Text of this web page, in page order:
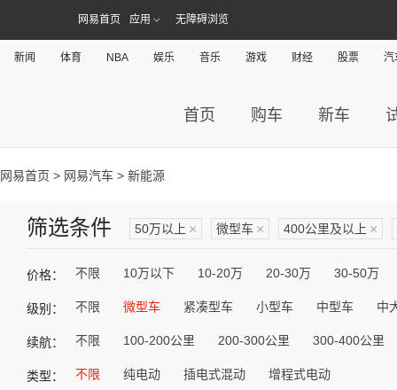
网易首页 应用 无障碍浏览
新闻 体育 NBA 娱乐 音乐 游戏 财经 股票 汽
首页 购车 新车
网易首页 > 网易汽车 > 新能源
筛选条件 50万以上 × 微型车 × 400公里及以上 ×
价格： 不限 10万以下 10-20万 20-30万 30-50万
级别： 不限 微型车 紧凑型车 小型车 中型车 中
续航： 不限 100-200公里 200-300公里 300-400公里
类型： 不限 纯电动 插电式混动 增程式电动